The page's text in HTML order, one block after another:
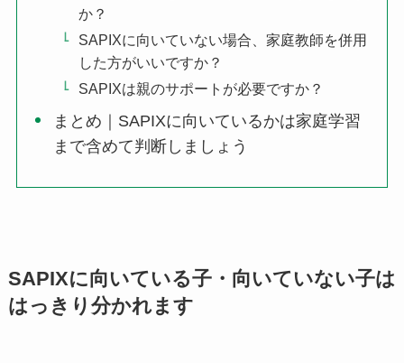
か？
SAPIXに向いていない場合、家庭教師を併用
した方がいいですか？
SAPIXは親のサポートが必要ですか？
まとめ｜SAPIXに向いているかは家庭学習
まで含めて判断しましょう
SAPIXに向いている子・向いていない子は
はっきり分かれます